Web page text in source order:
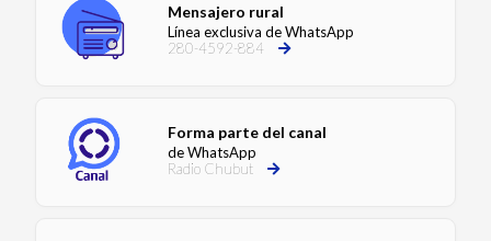
Mensajero rural
Línea exclusiva de WhatsApp
280-4592-884
Forma parte del canal
de WhatsApp
Radio Chubut